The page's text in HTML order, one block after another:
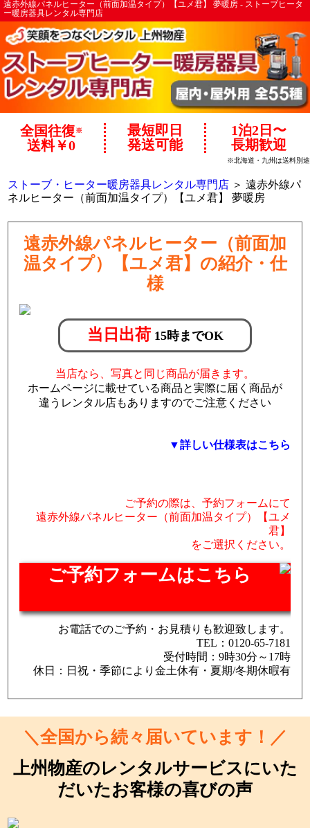
遠赤外線パネルヒーター（前面加温タイプ）【ユメ君】 夢暖房 - ストーブヒータ
ー暖房器具レンタル専門店
全国往復※
送料￥0
最短即日
発送可能
1泊2日〜
長期歓迎
※北海道・九州は送料別途
ストーブ・ヒーター暖房器具レンタル専門店 ＞ 遠赤外線パ
ネルヒーター（前面加温タイプ）【ユメ君】 夢暖房
遠赤外線パネルヒーター（前面加
温タイプ）【ユメ君】の紹介・仕
様
当日出荷 15時までOK
当店なら、写真と同じ商品が届きます。
ホームページに載せている商品と実際に届く商品が
違うレンタル店もありますのでご注意ください
▼詳しい仕様表はこちら
ご予約の際は、予約フォームにて
遠赤外線パネルヒーター（前面加温タイプ）【ユメ
君】
をご選択ください。
ご予約フォームはこちら
お電話でのご予約・お見積りも歓迎致します。
TEL：0120-65-7181
受付時間：9時30分～17時
休日：日祝・季節により金土休有・夏期/冬期休暇有
＼全国から続々届いています！／
上州物産のレンタルサービスにいた
だいたお客様の喜びの声